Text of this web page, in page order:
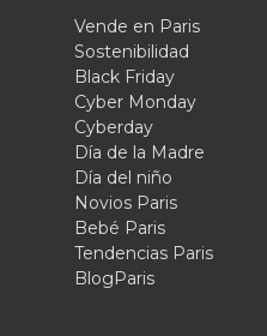
Vende en Paris
Sostenibilidad
Black Friday
Cyber Monday
Cyberday
Día de la Madre
Día del niño
Novios Paris
Bebé Paris
Tendencias Paris
BlogParis